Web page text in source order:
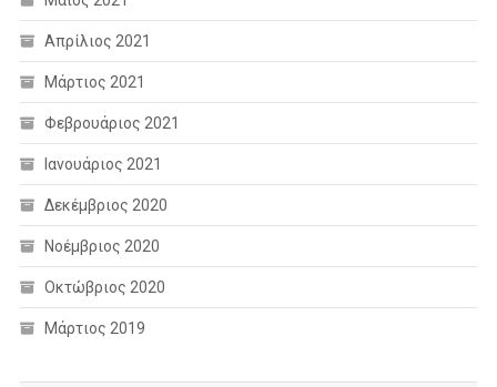
Απρίλιος 2021
Μάρτιος 2021
Φεβρουάριος 2021
Ιανουάριος 2021
Δεκέμβριος 2020
Νοέμβριος 2020
Οκτώβριος 2020
Μάρτιος 2019